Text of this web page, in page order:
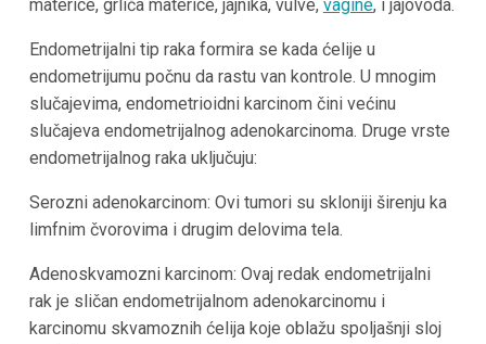
materice, grlića materice, jajnika, vulve, vagine, i jajovoda.
Endometrijalni tip raka formira se kada ćelije u
endometrijumu počnu da rastu van kontrole. U mnogim
slučajevima, endometrioidni karcinom čini većinu
slučajeva endometrijalnog adenokarcinoma. Druge vrste
endometrijalnog raka uključuju:
Serozni adenokarcinom: Ovi tumori su skloniji širenju ka
limfnim čvorovima i drugim delovima tela.
Adenoskvamozni karcinom: Ovaj redak endometrijalni
rak je sličan endometrijalnom adenokarcinomu i
karcinomu skvamoznih ćelija koje oblažu spoljašnji sloj